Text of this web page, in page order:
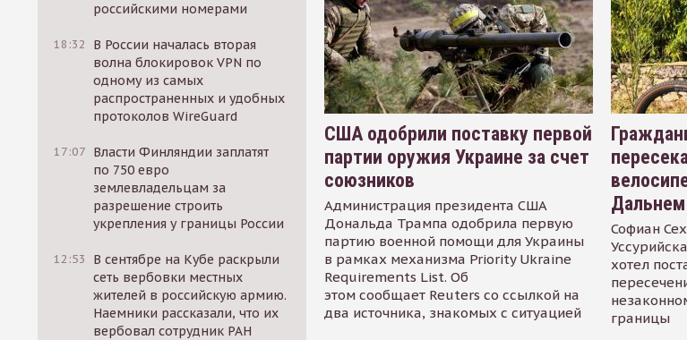
российскими номерами
18:32
В России началась вторая
волна блокировок VPN по
одному из самых
распространенных и удобных
протоколов WireGuard
17:07 Власти Финляндии заплатят
по 750 евро
землевладельцам за
разрешение строить
укрепления у границы России
12:53
В сентябре на Кубе раскрыли
сеть вербовки местных
жителей в российскую армию.
Наемники рассказали, что их
вербовал сотрудник РАН
США одобрили поставку первой
партии оружия Украине за счет
союзников
Администрация президента США
Дональда Трампа одобрила первую
партию военной помощи для Украины
в рамках механизма Priority Ukraine
Requirements List. Об
этом сообщает Reuters со ссылкой на
два источника, знакомых с ситуацией
Софиан
хотел
границы